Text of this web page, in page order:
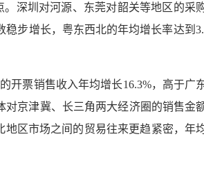
深圳对河源、东莞对韶关等地区的采
步增长，粤东西北的年均增长率达到
开票销售收入年均增长16.3%，高于广
对京津冀、长三角两大经济圈的销售金
地区市场之间的贸易往来更趋紧密，年